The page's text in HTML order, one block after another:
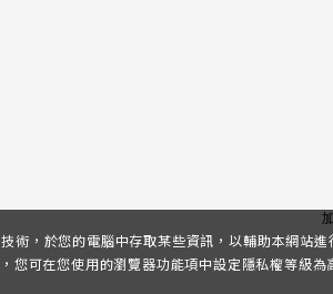
術，於您的電腦中存取某些資訊，以輔助本網站
您可在您使用的瀏覽器功能項中設定隱私權等級